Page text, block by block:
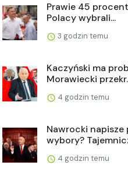
Prawie 45
Polacy wybrali...
3 godzin temu
Kaczyński ma
Morawiecki
4 godzin temu
Nawrocki
wybory?
4 godzin temu